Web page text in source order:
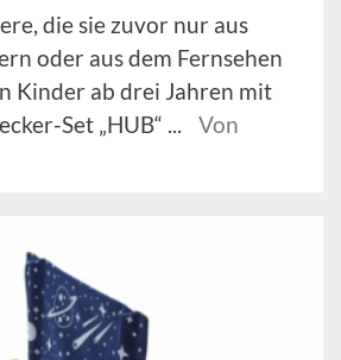
die sie zuvor nur aus
oder aus dem Fernsehen
Kinder ab drei Jahren mit
Set „HUB“ ...
Von